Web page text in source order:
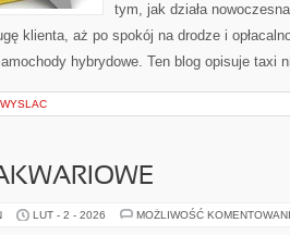
tym, jak działa
klienta, aż po spokój na drodze i
hybrydowe. Ten blog opisuje taxi
LUT - 2 - 2026 MOŻLIWOŚĆ